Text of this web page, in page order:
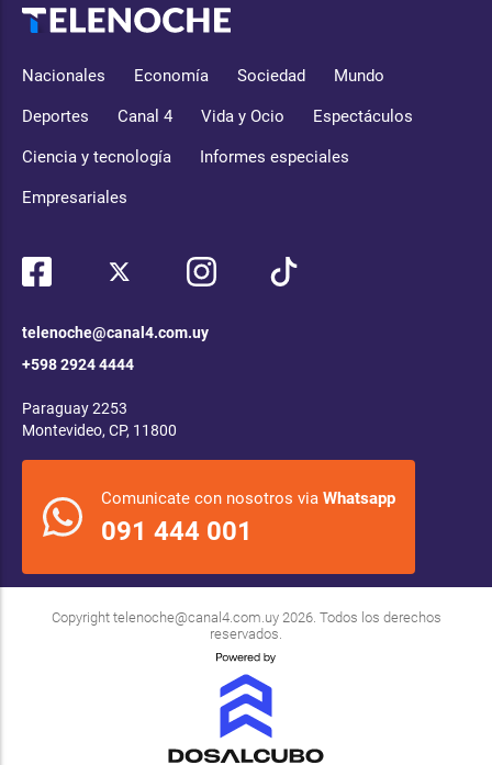
Nacionales Economía Sociedad Mundo
Deportes Canal 4 Vida y Ocio Espectáculos
Ciencia y tecnología Informes especiales
Empresariales
telenoche@canal4.com.uy
+598 2924 4444
Paraguay 2253
Montevideo, CP, 11800
Comunicate con nosotros via Whatsapp
091 444 001
Copyright telenoche@canal4.com.uy2026. Todos los derechos
reservados.